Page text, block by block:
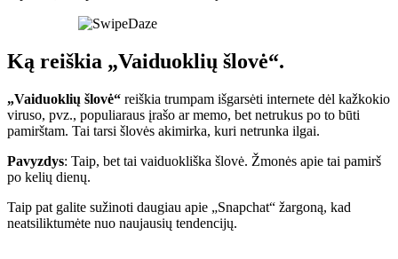
Ką reiškia „Vaiduoklių šlovė“.
„Vaiduoklių šlovė“ reiškia trumpam išgarsėti internete dėl kažkokio
viruso, pvz., populiaraus įrašo ar memo, bet netrukus po to būti
pamirštam. Tai tarsi šlovės akimirka, kuri netrunka ilgai.
Pavyzdys: Taip, bet tai vaiduokliška šlovė. Žmonės apie tai pamirš
po kelių dienų.
Taip pat galite sužinoti daugiau apie „Snapchat“ žargoną, kad
neatsiliktumėte nuo naujausių tendencijų.